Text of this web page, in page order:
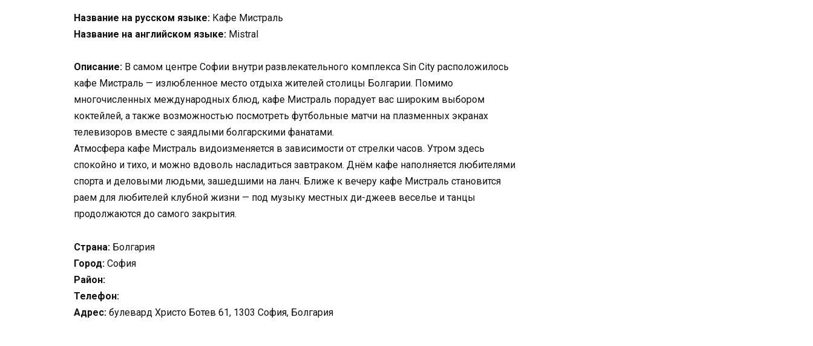
Название на русском языке: Кафе Мистраль
Название на английском языке: Mistral
Описание: В самом центре Софии внутри развлекательного комплекса Sin City расположилось
кафе Мистраль — излюбленное место отдыха жителей столицы Болгарии. Помимо
многочисленных международных блюд, кафе Мистраль порадует вас широким выбором
коктейлей, а также возможностью посмотреть футбольные матчи на плазменных экранах
телевизоров вместе с заядлыми болгарскими фанатами.
Атмосфера кафе Мистраль видоизменяется в зависимости от стрелки часов. Утром здесь
спокойно и тихо, и можно вдоволь насладиться завтраком. Днём кафе наполняется любителями
спорта и деловыми людьми, зашедшими на ланч. Ближе к вечеру кафе Мистраль становится
раем для любителей клубной жизни — под музыку местных ди-джеев веселье и танцы
продолжаются до самого закрытия.
Страна: Болгария
Город: София
Район:
Телефон:
Адрес: булевард Христо Ботев 61, 1303 София, Болгария